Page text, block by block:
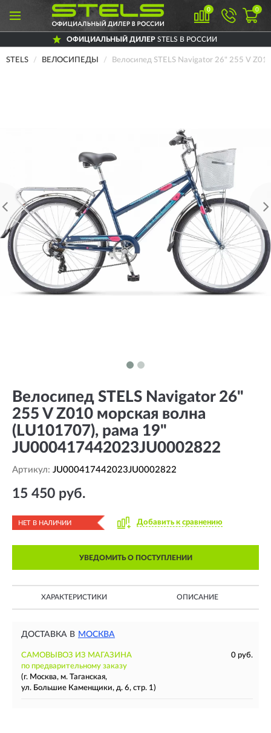
0 0
ОФИЦИАЛЬНЫЙ ДИЛЕР STELS В РОССИИ
STELS ВЕЛОСИПЕДЫ Велосипед STELS Navigator 26" 255 V
Велосипед STELS Navigator 26"
255 V Z010 морская волна
(LU101707), рама 19"
JU000417442023JU0002822
Артикул: JU000417442023JU0002822
15 450 руб.
НЕТ В НАЛИЧИИ Добавить к сравнению
УВЕДОМИТЬ О ПОСТУПЛЕНИИ
ХАРАКТЕРИСТИКИ ОПИСАНИЕ
ДОСТАВКА В МОСКВА
САМОВЫВОЗ ИЗ МАГАЗИНА
0 руб.
по предварительному заказу
(г. Москва, м. Таганская,
ул. Большие Каменщики, д. 6, стр. 1)